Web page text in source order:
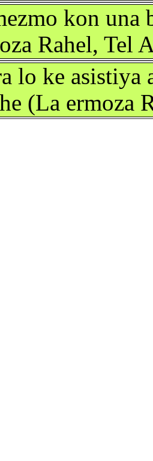
kon una
Rahel, Tel
lo ke asistiya
(La ermoza